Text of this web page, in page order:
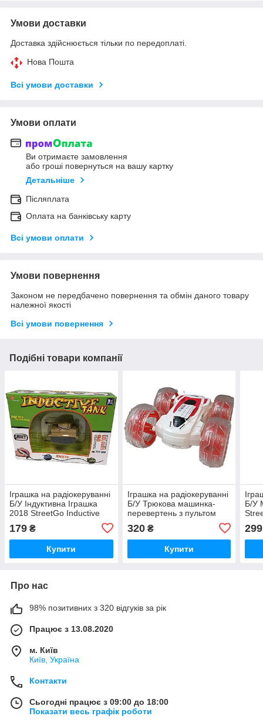
Умови доставки
Доставка здійснюється тільки по передоплаті.
Нова Пошта
Всі умови доставки
Умови оплати
Ви отримаєте замовлення
або гроші повернуться на вашу картку
Детальніше
Післяплата
Оплата на банківську карту
Всі умови оплати
Умови повернення
Законом не передбачено повернення та обмін даного товару
належної якості
Всі умови повернення
Подібні товари компанії
Іграшка на радіокеруванні
Б/У Індуктивна Іграшка
2018 StreetGo Inductive
179 ₴
Купити
Іграшка на радіокеруванні
Б/У Трюкова машинка-
перевертень з пультом
керування ZYJH127/T06B
320₴
Купити
Б/У
299
Про нас
98% позитивних з 320 відгуків за рік
Працює з 13.08.2020
м. Київ
Київ, Україна
Контакти
Сьогодні працює з 09:00 до 18:00
Показати весь графік роботи